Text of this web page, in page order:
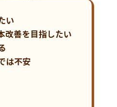
い
改善を目指したい
は不安